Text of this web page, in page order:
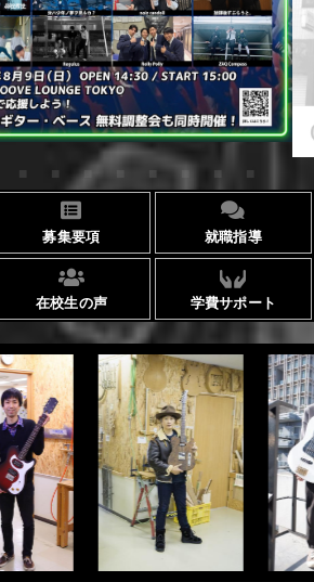
ヒストリー 学校の特長
費について 学生マンション
短期大学併修制度
就職実績 卒業生紹介
作品 来校アーティスト
セージ 講師の腕自慢
人気動画紹介
ャンパス 資料請求
お問い合わせ
募集要項 就職指導
在校生の声 学費サポート